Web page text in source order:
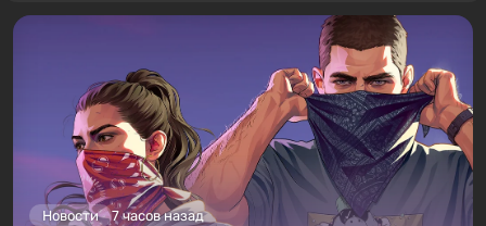
Новости 7 часов назад